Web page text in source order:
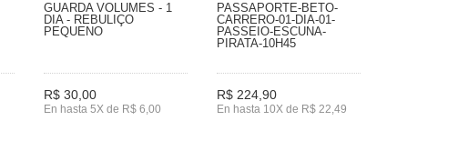
GUARDA VOLUMES - 1
DIA - REBULIÇO
PEQUENO
R$ 30,00
En hasta 5X de R$ 6,00
PASSAPORTE-BETO-
CARRERO-01-DIA-01-
PASSEIO-ESCUNA-
PIRATA-10H45
R$ 224,90
En hasta 10X de R$ 22,49